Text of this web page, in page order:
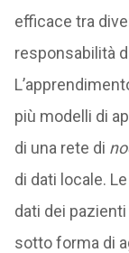
efficace tra
responsabilità
più modelli di
di una rete di
di dati locale.
dati dei
sotto forma di